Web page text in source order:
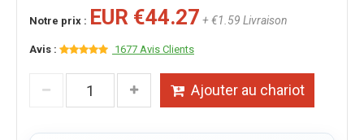
Notre prix : EUR €44.27 + €1.59 Livraison
Avis : 1677 Avis Clients
Ajouter au chariot